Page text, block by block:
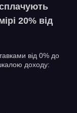
20% від
від 0% до
доходу: